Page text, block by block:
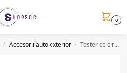
0
/ Accesorii auto exterior / Tester de circuit electric auto 6/24V, cupru